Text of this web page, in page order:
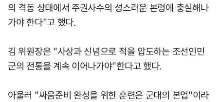
의 격동 상태에서 주권사수의 성스러운 본령에 충실해나
가야 한다"고 했다.
김 위원장은 "사상과 신념으로 적을 압도하는 조선인민
군의 전통을 계속 이어나가야"한다고 했다.
아울러 "싸움준비 완성을 위한 훈련은 군대의 본업"이라